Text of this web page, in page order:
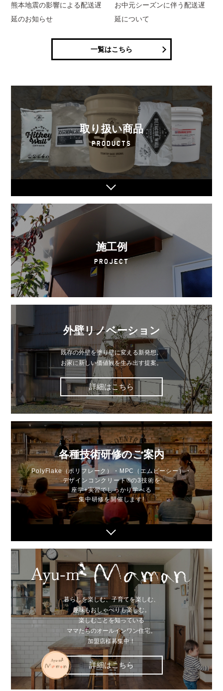
熊本地震の影響による配送遅
延のお知らせ
お中元シーズンに伴う配送遅
延について
一覧はこちら
取り扱い商品
PRODUCTS
施工例
PROJECT
外壁リノベーション
既存の外壁を塗り壁に変える新発想。
お家に新しい価値観を生み出す提案。
詳細はこちら
各種技術研修のご案内
PolyFlake（ポリフレーク）・MPC（エムピーシー）・
デザインコンクリート®の3技術を
座学+実習でしっかり学べる
集中研修を開催します!
暮らしを楽しむ、子育てを楽しむ、
趣味もおしゃべりも楽しむ。
楽しむことを知っている
ママたちのオールインワン住宅。
加盟店様募集中！
詳細はこちら